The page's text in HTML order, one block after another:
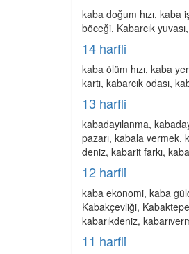
kaba doğum hızı,
böceği, Kabarcık
14 harfli
kaba ölüm hızı, kaba
kartı, kabarcık odası,
13 harfli
kabadayılanma,
pazarı, kabala vermek,
deniz, kabarit farkı,
12 harfli
kaba ekonomi, kaba
Kabakçevliği,
kabarıkdeniz,
11 harfli